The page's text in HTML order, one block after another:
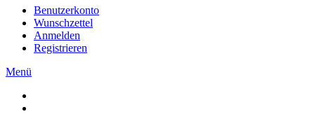
Benutzerkonto
Wunschzettel
Anmelden
Registrieren
Menü